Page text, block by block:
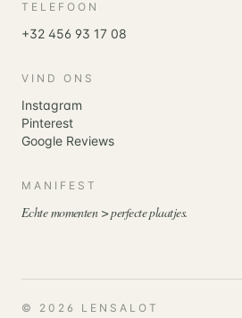
TELEFOON
+32 456 93 17 08
VIND ONS
Instagram
Pinterest
Google Reviews
MANIFEST
Echte momenten > perfecte plaatjes.
© 2026
LENSALOT